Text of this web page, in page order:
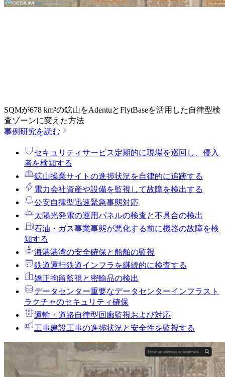
SQMが678 km²の鉱山をAdentuとFlytBaseを活用した自律型検
査ゾーンに変えた方法
事例研究を読む
セキュリティサービス定期的に現場を巡回し、侵入
者を検知する
鉱山操業サイトの進捗状況を自律的に追跡する
電力会社資産や設備を監視して故障を検出する
公安自律型迅速緊急事態対応
太陽光発電の運用パネルの検査と不具合の検出
石油・ガス事業事態が悪化する前に機器の故障を検
知する
海港港湾の安全確保と船舶の監視
鉄道運行鉄道インフラを継続的に検査する
矯正拘留監視と密輸品の検出
データセンター重要なデータセンターインフラスト
ラクチャのセキュリティ確保
運輸・道路自律型回廊監視および対応
工事建設工事の進捗状況と安全性を監視する